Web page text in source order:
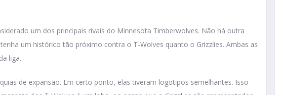
um dos principais rivais do Minnesota Timberwolves. Não há outra
um histórico tão próximo contra o T-Wolves quanto o Grizzlies. Ambas as
liga.
de expansão. Em certo ponto, elas tiveram logotipos semelhantes. Isso